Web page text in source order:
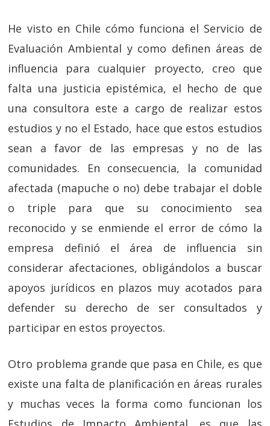
He visto en Chile cómo funciona el Servicio de
Evaluación Ambiental y como definen áreas de
influencia para cualquier proyecto, creo que
falta una justicia epistémica, el hecho de que
una consultora este a cargo de realizar estos
estudios y no el Estado, hace que estos estudios
sean a favor de las empresas y no de las
comunidades. En consecuencia, la comunidad
afectada (mapuche o no) debe trabajar el doble
o triple para que su conocimiento sea
reconocido y se enmiende el error de cómo la
empresa definió el área de influencia sin
considerar afectaciones, obligándolos a buscar
apoyos jurídicos en plazos muy acotados para
defender su derecho de ser consultados y
participar en estos proyectos.
Otro problema grande que pasa en Chile, es que
existe una falta de planificación en áreas rurales
y muchas veces la forma como funcionan los